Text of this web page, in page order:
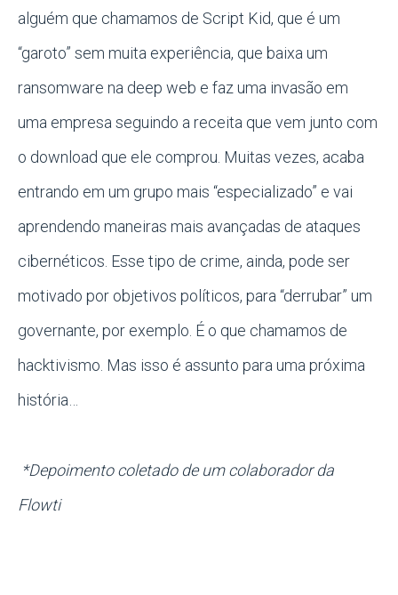
alguém que chamamos de Script Kid, que é um
“garoto” sem muita experiência, que baixa um
ransomware na deep web e faz uma invasão em
uma empresa seguindo a receita que vem junto com
o download que ele comprou. Muitas vezes, acaba
entrando em um grupo mais “especializado” e vai
aprendendo maneiras mais avançadas de ataques
cibernéticos. Esse tipo de crime, ainda, pode ser
motivado por objetivos políticos, para “derrubar” um
governante, por exemplo. É o que chamamos de
hacktivismo. Mas isso é assunto para uma próxima
história…
*Depoimento coletado de um colaborador da
Flowti